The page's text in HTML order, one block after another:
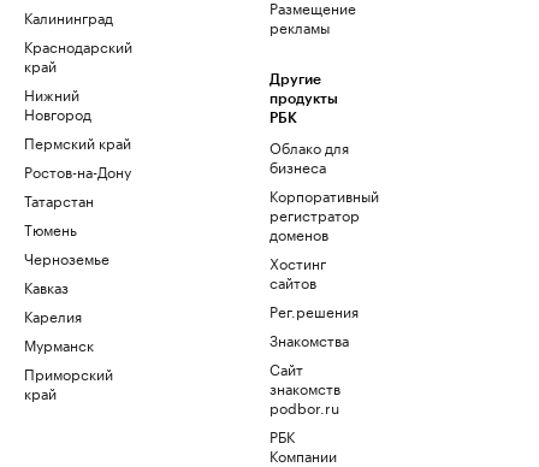
Калининград
Краснодарский
край
Нижний
Новгород
Пермский край
Ростов-на-Дону
Татарстан
Тюмень
Черноземье
Кавказ
Карелия
Мурманск
Приморский
край
Размещение
рекламы
Другие
продукты
РБК
Облако для
бизнеса
Корпоративный
регистратор
доменов
Хостинг
сайтов
Рег.решения
Знакомства
Сайт
знакомств
podbor.ru
РБК
Компании